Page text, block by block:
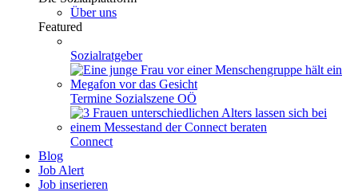
Über uns
Featured
Sozialratgeber
Termine Sozialszene OÖ
Connect
Blog
Job Alert
Job inserieren